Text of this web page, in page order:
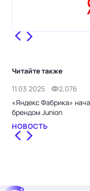
Читайте также
11.03.2025
2,076
«Яндекс Фабрика»
брендом Junion
НОВОСТЬ